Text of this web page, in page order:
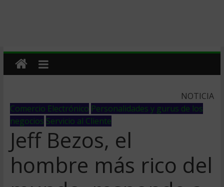
NOTICIA
Comercio Electrónico Personalidades y gurus de los
negocios Servicio al Cliente
Jeff Bezos, el
hombre más rico del